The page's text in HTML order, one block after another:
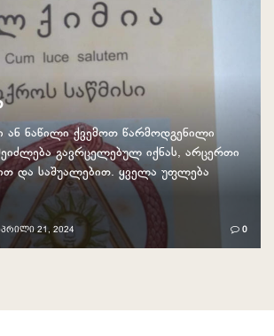
ან ნაწილი ქვემოთ წარმოდგენილი
გავრცელებულ იქნას, არცერთი
და საშუალებით. ყველა უფლება
21, 2024 0